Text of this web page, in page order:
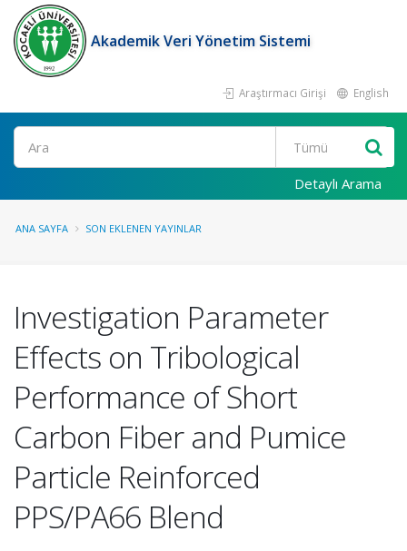
Akademik Veri Yönetim Sistemi
Araştırmacı Girişi English
Ara
Detaylı Arama
ANA SAYFA SON EKLENEN YAYINLAR
Investigation Parameter
Effects on Tribological
Performance of Short
Carbon Fiber and Pumice
Particle Reinforced
PPS/PA66 Blend